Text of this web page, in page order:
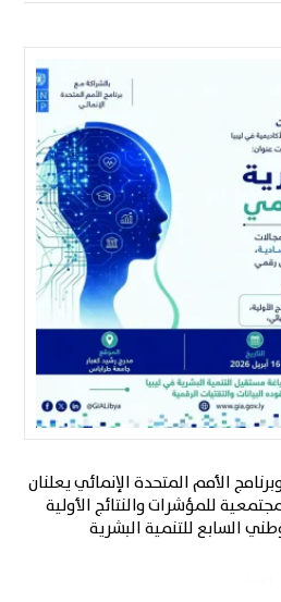
الأمم المتحدة الإنمائي يعلنان
للمؤشرات والنتائج الأولية
السابع للتنمية البشرية